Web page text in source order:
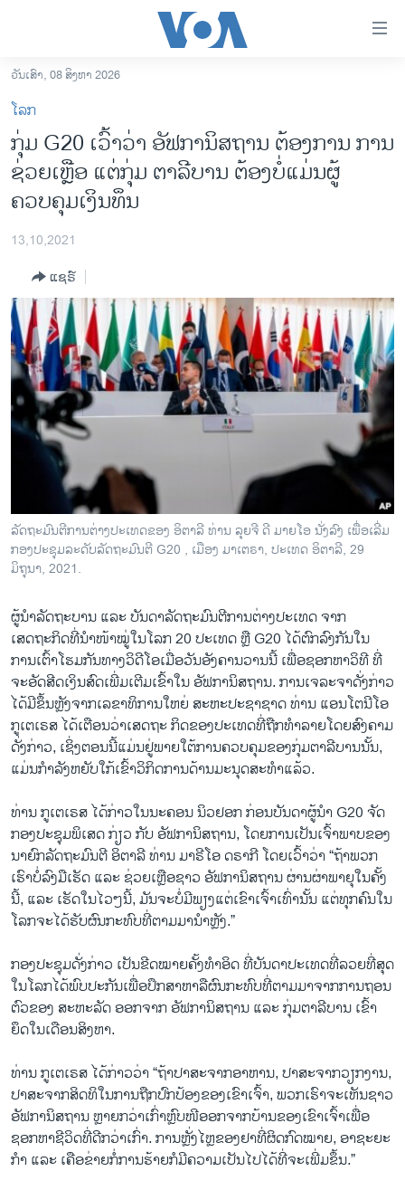
ເຂົ້າ
ຫາ
ຂ້າມ
ຂ້າມ
ຂ້າມ
ໄປ
ຫາ
ຊອກ
ລາວ
ອາເມຣິກາ
ການເລືອກຕັ້ງ ປະທານາທີບໍດີ ສະຫະລັດ 2024
ອິດສະຫຼະພາບດ້ານການຂ່າວ
ຊີວິດຊາວລາວ
ຊຸມຊົນຊາວລາວ
ວິທະຍາສາດ-ເທັກໂນໂລຈີ
ທຸລະກິດ
ພາສາອັງກິດ
ວີດີໂອ
ສຽງ
ລາຍງານ
ພາສາຕ່າງໆ
ວັນເສົາ, 08 ສິງຫາ 2026
ໂລກ
ກຸ່ມ G20 ເວົ້າວ່າ ອັຟການິສຖານ ຕ້ອງການ ການ
ຊ່ວຍເຫຼືອ ແຕ່ກຸ່ມ ຕາລີບານ ຕ້ອງບໍ່ແມ່ນຜູ້
ຄວບຄຸມເງິນທຶນ
13,10,2021
ແຊຣ໌
ລັດຖະມົນຕີການຕ່າງປະເທດຂອງ ອິຕາລີ ທ່ານ ລຸຍຈີ ດີ ມາຍໂອ ນັ່ງລົງ ເພື່ອເລີ່ມ
ກອງປະຊຸມລະດັບລັດຖະມົນຕີ G20 , ເມືອງ ມາເຕຣາ, ປະເທດ ອິຕາລີ, 29
ມິຖຸນາ, 2021.
ຜູ້ນຳລັດຖະບານ ແລະ ບັນດາລັດຖະມົນຕີການຕ່າງປະເທດ ຈາກ
ເສດຖະກິດທີ່ນຳໜ້າໝູ່ໃນໂລກ 20 ປະເທດ ຫຼື G20 ໄດ້ຕົກລົງກັນໃນ
ການເຕົ້າໂຮມກັນທາງວິດີໂອເມື່ອວັນອັງຄານວານນີ້ ເພື່ອຊອກຫາວິທີ ທີ່
ຈະອັດສີດເງິນສົດເພີ່ມເຕີມເຂົ້າໃນ ອັຟການິສຖານ. ການເຈລະຈາດັ່ງກ່າວ
ໄດ້ມີຂຶ້ນຫຼັງຈາກເລຂາທິການໃຫຍ່ ສະຫະປະຊາຊາດ ທ່ານ ແອນໂຕນີໂອ
ກູເຕເຣສ ໄດ້ເຕືອນວ່າເສດຖະ ກິດຂອງປະເທດທີ່ຖືກທຳລາຍໂດຍສົງຄາມ
ດັ່ງກ່າວ, ເຊິ່ງຕອນນີ້ແມ່ນຢູ່ພາຍໃຕ້ການຄວບຄຸມຂອງກຸ່ມຕາລີບານນັ້ນ,
ແມ່ນກຳລັງຫຍັບໃກ້ເຂົ້າວິກິດການດ້ານມະນຸດສະທຳແລ້ວ.
ທ່ານ ກູເຕເຣສ ໄດ້ກ່າວໃນນະຄອນ ນິວຢອກ ກ່ອນບັນດາຜູ້ນຳ G20 ຈັດ
ກອງປະຊຸມພິເສດ ກ່ຽວ ກັບ ອັຟການິສຖານ, ໂດຍການເປັນເຈົ້າພາບຂອງ
ນາຍົກລັດຖະມົນຕີ ອິຕາລີ ທ່ານ ມາຣີໂອ ດຣາກີ ໂດຍເວົ້າວ່າ “ຖ້າພວກ
ເຮົາບໍ່ລົງມືເຮັດ ແລະ ຊ່ວຍເຫຼືອຊາວ ອັຟການິສຖານ ຜ່ານຜ່າພາຍຸໃນຄັ້ງ
ນີ້, ແລະ ເຮັດໃນໄວໆນີ້, ມັນຈະບໍ່ມີພຽງແຕ່ເຂົາເຈົ້າເທົ່ານັ້ນ ແຕ່ທຸກຄົນໃນ
ໂລກຈະໄດ້ຮັບຜົນກະທົບທີ່ຕາມມານຳຫຼັງ.”
ກອງປະຊຸມດັ່ງກ່າວ ເປັນຂີດໝາຍຄັ້ງທຳອິດ ທີ່ບັນດາປະເທດທີ່ລວຍທີ່ສຸດ
ໃນໂລກໄດ້ພົບປະກັນເພື່ອປຶກສາຫາລືຜົນກະທົບທີ່ຕາມມາຈາກການຖອນ
ຕົວຂອງ ສະຫະລັດ ອອກຈາກ ອັຟການິສຖານ ແລະ ກຸ່ມຕາລີບານ ເຂົ້າ
ຍຶດໃນເດືອນສິງຫາ.
ທ່ານ ກູເຕເຣສ ໄດ້ກ່າວວ່າ “ຖ້າປາສະຈາກອາຫານ, ປາສະຈາກວຽກງານ,
ປາສະຈາກສິດທິໃນການຖືກປົກປ້ອງຂອງເຂົາເຈົ້າ, ພວກເຮົາຈະເຫັນຊາວ
ອັຟການິສຖານ ຫຼາຍກວ່າເກົ່າຫຼົບໜີອອກຈາກບ້ານຂອງເຂົາເຈົ້າເພື່ອ
ຊອກຫາຊີວິດທີ່ດີກວ່າເກົ່າ. ການຫຼັ່ງໄຫຼຂອງຢາທີ່ຜິດກົດໝາຍ, ອາຊະຍະ
ກຳ ແລະ ເຄືອຂ່າຍກໍ່ການຮ້າຍກໍມີຄວາມເປັນໄປໄດ້ທີ່ຈະເພີ່ມຂຶ້ນ.”